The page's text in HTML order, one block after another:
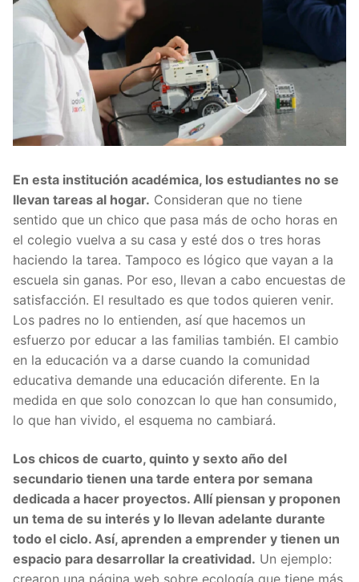
En esta institución académica, los estudiantes no se
llevan tareas al hogar. Consideran que no tiene
sentido que un chico que pasa más de ocho horas en
el colegio vuelva a su casa y esté dos o tres horas
haciendo la tarea. Tampoco es lógico que vayan a la
escuela sin ganas. Por eso, llevan a cabo encuestas de
satisfacción. El resultado es que todos quieren venir.
Los padres no lo entienden, así que hacemos un
esfuerzo por educar a las familias también. El cambio
en la educación va a darse cuando la comunidad
educativa demande una educación diferente. En la
medida en que solo conozcan lo que han consumido,
lo que han vivido, el esquema no cambiará.
Los chicos de cuarto, quinto y sexto año del
secundario tienen una tarde entera por semana
dedicada a hacer proyectos. Allí piensan y proponen
un tema de su interés y lo llevan adelante durante
todo el ciclo. Así, aprenden a emprender y tienen un
espacio para desarrollar la creatividad. Un ejemplo:
crearon una página web sobre ecología que tiene más